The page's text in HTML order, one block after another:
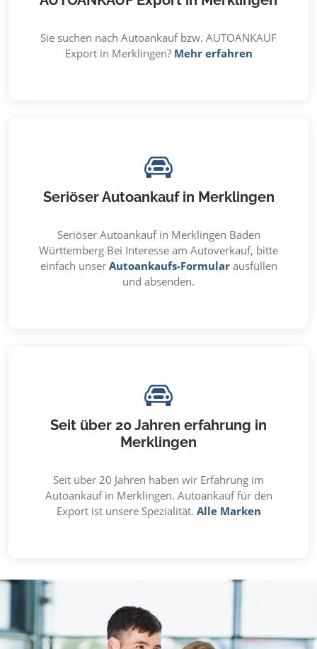
Sie suchen nach Autoankauf bzw. AUTOANKAUF
Export in Merklingen? Mehr erfahren
Seriöser Autoankauf in Merklingen
Seriöser Autoankauf in Merklingen Baden
Württemberg Bei Interesse am Autoverkauf, bitte
einfach unser Autoankaufs-Formularausfüllen
und absenden.
Seit über 20 Jahren erfahrung in
Merklingen
Seit über 20 Jahren haben wir Erfahrung im
Autoankauf in Merklingen. Autoankauf für den
Export ist unsere Spezialität. Alle Marken